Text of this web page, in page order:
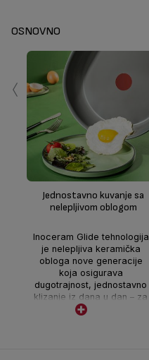
OSNOVNO
Jednostavno kuvanje sa
nelepljivom oblogom
Inoceram Glide tehnologija
je nelepljiva keramička
obloga nove generacije
koja osigurava
dugotrajnost, jednostavno
klizanje iz dana u dan – za
zdravo kuvanje sa malo
‹